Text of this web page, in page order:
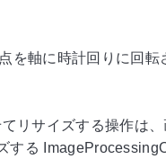
を軸に時計回りに回
リサイズする操作は
する